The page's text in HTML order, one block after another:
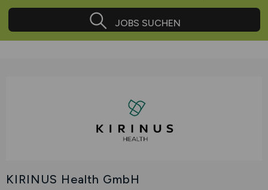
JOBS SUCHEN
KIRINUS Health GmbH